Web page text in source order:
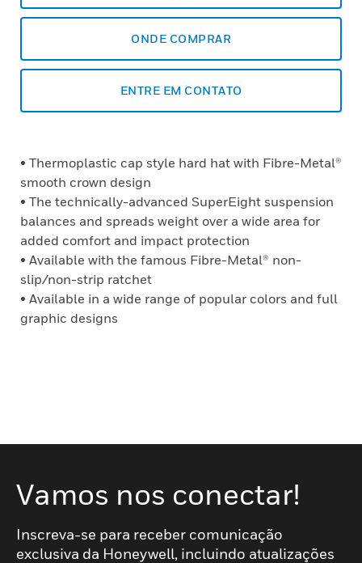
ONDE COMPRAR
ENTRE EM CONTATO
• Thermoplastic cap style hard hat with Fibre-Metal®
smooth crown design
• The technically-advanced SuperEight suspension
balances and spreads weight over a wide area for
added comfort and impact protection
• Available with the famous Fibre-Metal® non-
slip/non-strip ratchet
• Available in a wide range of popular colors and full
graphic designs
Vamos nos conectar!
Inscreva-se para receber comunicação
exclusiva da Honeywell, incluindo atualizações